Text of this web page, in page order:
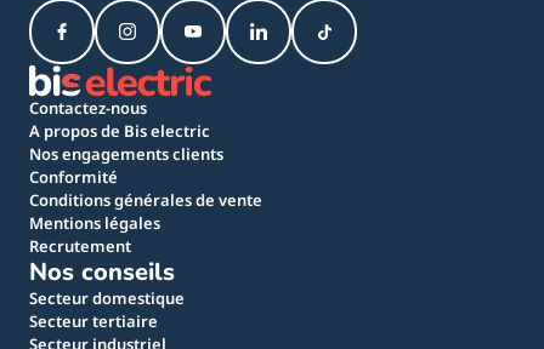
Contactez-nous
A propos de Bis electric
Nos engagements clients
Conformité
Conditions générales de vente
Mentions légales
Recrutement
Nos conseils
Secteur domestique
Secteur tertiaire
Secteur industriel